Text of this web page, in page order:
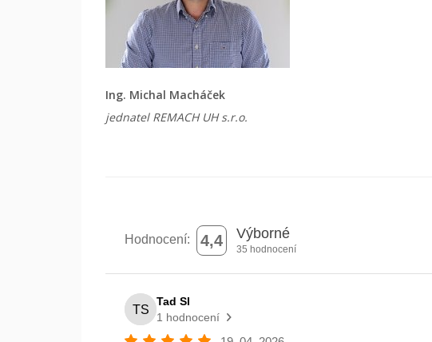
Ing. Michal Macháček
jednatel REMACH UH s.r.o.